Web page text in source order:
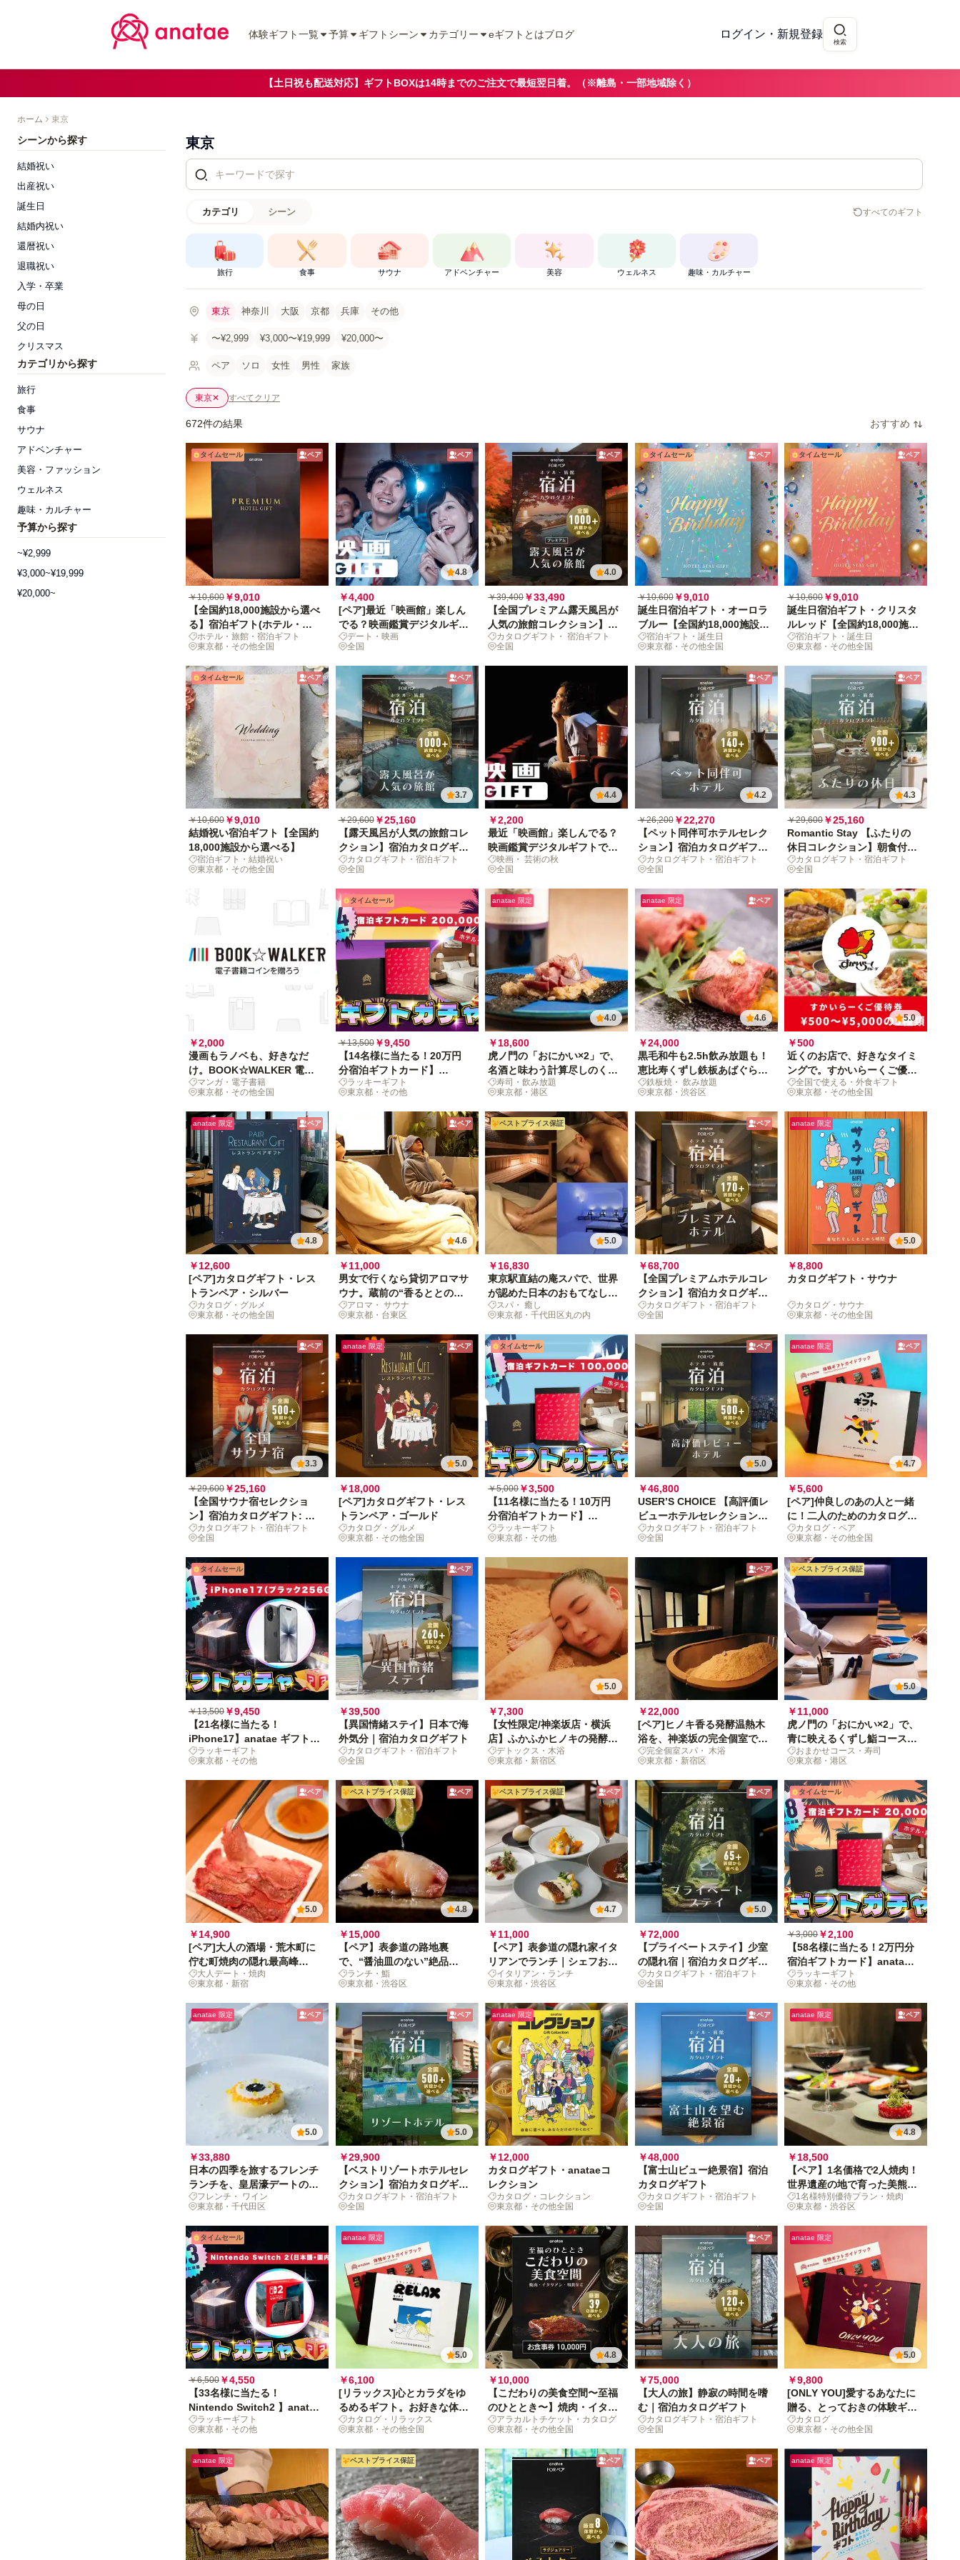
体験ギフト一覧 予算 ギフトシーン カテゴリー eギフトとはブログ ログイン・新規登録
検索
【土日祝も配送対応】ギフトBOXは14時までのご注文で最短翌日着。（※離島・一部地域除く）
ホーム 東京
シーンから探す
結婚祝い
出産祝い
誕生日
結婚内祝い
還暦祝い
退職祝い
入学・卒業
母の日
父の日
クリスマス
カテゴリから探す
旅行
食事
サウナ
アドベンチャー
美容・ファッション
ウェルネス
趣味・カルチャー
予算から探す
~¥2,999
¥3,000~¥19,999
¥20,000~
東京
カテゴリ シーン すべてのギフト
旅行 食事 サウナ アドベンチャー 美容 ウェルネス 趣味・カルチャー
東京 神奈川 大阪 京都 兵庫 その他
〜¥2,999 ¥3,000〜¥19,999 ¥20,000〜
ペア ソロ 女性 男性 家族
東京✕ すべてクリア
672件の結果 おすすめ
タイムセール ペア
￥10,600 ￥9,010
【全国約18,000施設から選べ
る】宿泊ギフト(ホテル・旅
館)ホテル・旅館・宿泊ギフト
東京都・その他全国
ペア
4.8
￥4,400
[ペア]最近「映画館」楽しん
でる？映画鑑賞デジタルギフ
トで映画の没入体験を贈ろう
デート・映画
全国
ペア
4.0
￥39,400￥33,490
【全国プレミアム露天風呂が
人気の旅館コレクション】宿
泊カタログギフト: 掲載数
1,000+施設〜
カタログギフト・ 宿泊ギフト
全国
タイムセール ペア
￥10,600￥9,010
誕生日宿泊ギフト・オーロラ
ブルー【全国約18,000施設か
ら選べる】
宿泊ギフト・誕生日
東京都・その他全国
タイムセール ペア
￥10,600￥9,010
誕生日宿泊ギフト・クリスタ
ルレッド【全国約18,000施設
から選べる】
宿泊ギフト・誕生日
東京都・その他全国
タイムセール ペア
￥10,600 ￥9,010
結婚祝い宿泊ギフト【全国約
18,000施設から選べる】
宿泊ギフト・結婚祝い
東京都・その他全国
ペア
3.7
￥29,600￥25,160
【露天風呂が人気の旅館コレ
クション】宿泊カタログギフ
ト: 掲載数1,000+施設〜
カタログギフト・宿泊ギフト
全国
4.4
￥2,200
最近「映画館」楽しんでる？
映画鑑賞デジタルギフトで映
画の没入体験を贈ろう
映画・ 芸術の秋
全国
ペア
4.2
￥26,200￥22,270
【ペット同伴可ホテルセレク
ション】宿泊カタログギフ
ト: 140+施設〜
カタログギフト・宿泊ギフト
全国
ペア
4.3
￥29,600￥25,160
Romantic Stay 【ふたりの
休日コレクション】朝食付き
宿泊カタログギフト: 掲載数
900+施設〜
カタログギフト・宿泊ギフト
全国
￥2,000
漫画もラノベも、好きなだ
け。BOOK☆WALKER 電子
書籍コインを贈ろう
マンガ・電子書籍
東京都・その他全国
タイムセール
￥13,500￥9,450
【14名様に当たる！20万円
分宿泊ギフトカード】
anatae ギフトガチャ
ラッキーギフト
東京都・その他
anatae 限定
4.0
￥18,600
虎ノ門の「おにかい×2」で、
名酒と味わう計算尽しのくず
し鮨寿司・飲み放題
東京都・港区
anatae 限定 ペア
4.6
￥24,000
黒毛和牛も2.5h飲み放題も！
恵比寿くずし鉄板あばぐら特
選ペアディナー
鉄板焼・ 飲み放題
東京都・渋谷区
5.0
￥500
近くのお店で、好きなタイミ
ングで。すかいらーくご優待
券（全国約2,600店舗対象）
全国で使える・外食ギフト
東京都・その他全国
anatae 限定 ペア
4.8
￥12,600
[ペア]カタログギフト・レス
トランペア・シルバー
カタログ・グルメ
東京都・その他全国
ペア
4.6
￥11,000
男女で行くなら貸切アロマサ
ウナ。蔵前の“香るととのい”
90分
アロマ・ サウナ
東京都・台東区
ベストプライス保証
5.0
￥16,830
東京駅直結の庵スパで、世界
が認めた日本のおもてなしス
パ体験
スパ・ 癒し
東京都・千代田区丸の内
ペア
￥68,700
【全国プレミアムホテルコレ
クション】宿泊カタログギフ
ト: 掲載数170+施設〜
カタログギフト・宿泊ギフト
全国
anatae 限定
5.0
￥8,800
カタログギフト・サウナ
カタログ・サウナ
東京都・その他全国
ペア
3.3
￥29,600 ￥25,160
【全国サウナ宿セレクショ
ン】宿泊カタログギフト: 掲
載数500+施設〜
カタログギフト・宿泊ギフト
全国
anatae 限定 ペア
5.0
￥18,000
[ペア]カタログギフト・レス
トランペア・ゴールド
カタログ・グルメ
東京都・その他全国
タイムセール
￥5,000￥3,500
【11名様に当たる！10万円
分宿泊ギフトカード】
anatae ギフトガチャ
ラッキーギフト
東京都・その他
ペア
5.0
￥46,800
USER’S CHOICE 【高評価レ
ビューホテルセレクション】
宿泊カタログギフト: 掲載数
500+施設〜
カタログギフト・宿泊ギフト
全国
anatae 限定 ペア
4.7
￥5,600
[ペア]仲良しのあの人と一緒
に！二人のためのカタログギ
フトカタログ・ペア
東京都・その他全国
タイムセール
￥13,500 ￥9,450
【21名様に当たる！
iPhone17】anatae ギフトガ
チャラッキーギフト
東京都・その他
ペア
￥39,500
【異国情緒ステイ】日本で海
外気分｜宿泊カタログギフト
カタログギフト・宿泊ギフト
全国
5.0
￥7,300
【女性限定/神楽坂店・横浜
店】ふかふかヒノキの発酵熱
に包まれる、木浴による究極
の温もり体験
デトックス・木浴
東京都・新宿区
ペア
￥22,000
[ペア]ヒノキ香る発酵温熱木
浴を、神楽坂の完全個室で体
験《完全個室》
完全個室スパ・ 木浴
東京都・新宿区
ベストプライス保証
5.0
￥11,000
虎ノ門の「おにかい×2」で、
青に映えるくずし鮨コース
[月火水20時半限定]
おまかせコース・寿司
東京都・港区
ペア
5.0
￥14,900
[ペア]大人の酒場・荒木町に
佇む町焼肉の隠れ最高峰
「穏」で、絶品の肉と米に舌
鼓を！
大人デート・焼肉
東京都・新宿
ベストプライス保証 ペア
4.8
￥15,000
【ペア】表参道の路地裏
で、“醤油皿のない”絶品
sushiランチ
ランチ・鮨
東京都・渋谷区
ベストプライス保証 ペア
4.7
￥11,000
【ペア】表参道の隠れ家イタ
リアンでランチ｜シェフおま
かせプリフィックス＋乾杯ス
パークリング付き
イタリアン・ランチ
東京都・渋谷区
ペア
5.0
￥72,000
【プライベートステイ】少室
の隠れ宿｜宿泊カタログギフ
トカタログギフト・宿泊ギフト
全国
タイムセール
￥3,000￥2,100
【58名様に当たる！2万円分
宿泊ギフトカード】anatae
ギフトガチャ
ラッキーギフト
東京都・その他
anatae 限定 ペア
5.0
￥33,880
日本の四季を旅するフレンチ
ランチを、皇居濠デートのハ
イライトに
フレンチ・ ワイン
東京都・千代田区
ペア
5.0
￥29,900
【ベストリゾートホテルセレ
クション】宿泊カタログギフ
ト: 掲載数 500+施設〜
カタログギフト・宿泊ギフト
全国
anatae 限定
￥12,000
カタログギフト・anataeコ
レクション
カタログ・コレクション
東京都・その他全国
ペア
￥48,000
【富士山ビュー絶景宿】宿泊
カタログギフト
カタログギフト・宿泊ギフト
全国
anatae 限定 ペア
4.8
￥18,500
【ペア】1名価格で2人焼肉！
世界遺産の地で育った美熊野
牛を味わう恵比寿時間
1名様特別優待プラン・焼肉
東京都・渋谷区
タイムセール
￥6,500 ￥4,550
【33名様に当たる！
Nintendo Switch2 】anatae
ギフトガチャ
ラッキーギフト
東京都・その他
anatae 限定
5.0
￥6,100
[リラックス]心とカラダをゆ
るめるギフト。お好きな体験
を選んで！
カタログ・リラックス
東京都・その他全国
4.8
￥10,000
【こだわりの美食空間〜至福
のひととき〜】焼肉・イタリ
アン・和食など、厳選39店舗
から選べるお食事券 10,000
円
アラカルトチケット・カタログ
東京都・その他全国
ペア
￥75,000
【大人の旅】静寂の時間を嗜
む｜宿泊カタログギフト
カタログギフト・宿泊ギフト
全国
anatae 限定
5.0
￥9,800
[ONLY YOU]愛するあなたに
贈る、とっておきの体験ギフ
トコレクション
カタログ
東京都・その他全国
anatae 限定 ベストプライス保証 ペア ペア anatae 限定